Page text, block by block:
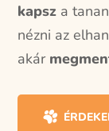
kapsz a
nézni az
akár